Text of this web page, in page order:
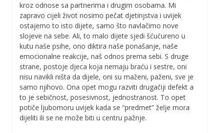
kroz odnose sa partnerima i drugim osobama. Mi
zapravo cijeli život nosimo pečat djetinjstva i uvijek
ostajemo to isto dijete, samo što navlačimo nove
slojeve na sebe. Ali, to malo dijete sjedi šćućureno u
kutu naše psihe, ono diktira naše ponašanje, naše
emocionalne reakcije, naš odnos prema sebi. S druge
strane, postoje djeca koja nemaju braću i sestre, oni
nisu navikli ništa da dijele, oni su maženi, paženi, sve je
samo njihovo. Ona opet mogu razviti drugačiji defekt a
to je sebičnost, posesivnost, jednostranost. To opet
potiče ljubomoru uvijek kada se “predmet” želje mora
dijeliti ili se ne može biti u centru pažnje.